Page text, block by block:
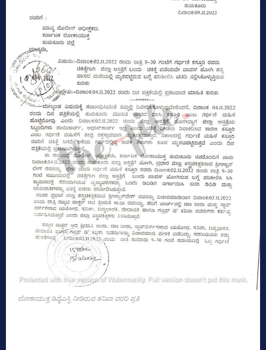
ಲೋಕಾಯುಕ್ತ ಡಿವೈಎಸ್ಪಿ ನೀಡಿರುವ ತನಿಖಾ ವರದಿ ಪ್ರತಿ